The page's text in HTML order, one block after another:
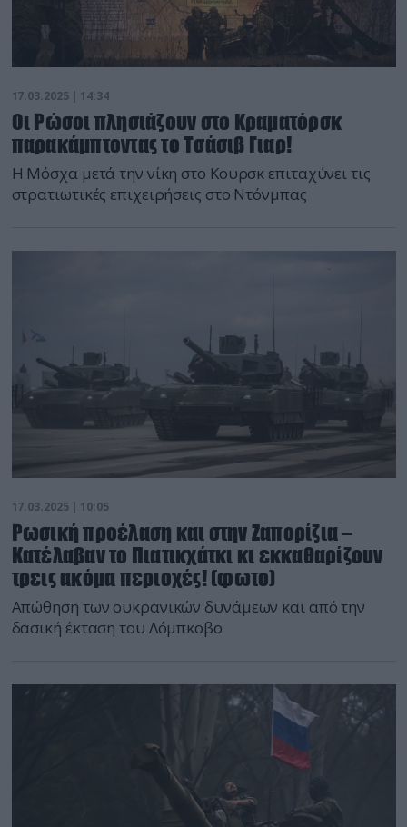
17.03.2025 | 14:34
Οι Ρώσοι πλησιάζουν στο Κραματόρσκ
παρακάμπτοντας το Τσάσιβ Γιαρ!
Η Μόσχα μετά την νίκη στο Κουρσκ επιταχύνει τις
στρατιωτικές επιχειρήσεις στο Ντόνμπας
17.03.2025 | 10:05
Ρωσική προέλαση και στην Ζαπορίζια –
Kατέλαβαν το Πιατικχάτκι κι εκκαθαρίζουν
τρεις ακόμα περιοχές! (φωτο)
Απώθηση των ουκρανικών δυνάμεων και από την
δασική έκταση του Λόμπκοβο